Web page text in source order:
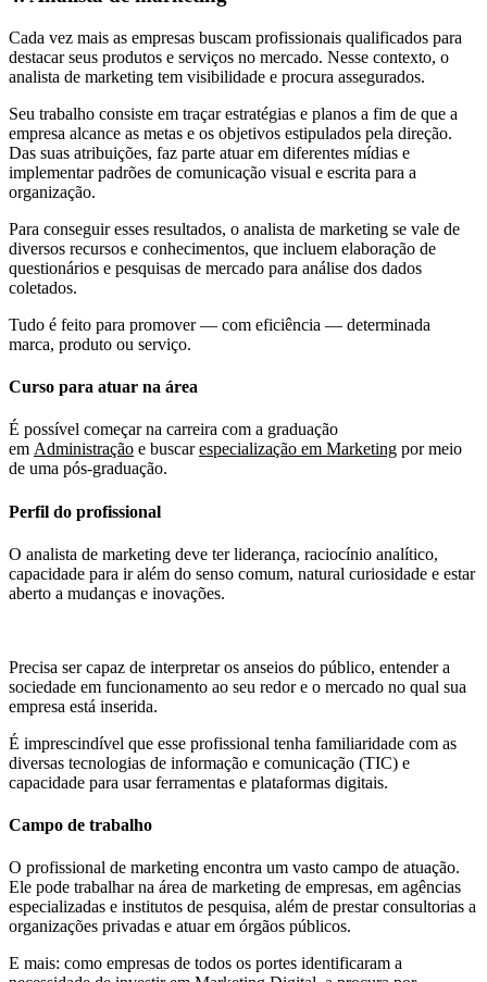
Cada vez mais as empresas buscam profissionais qualificados para
destacar seus produtos e serviços no mercado. Nesse contexto, o
analista de marketing tem visibilidade e procura assegurados.
Seu trabalho consiste em traçar estratégias e planos a fim de que a
empresa alcance as metas e os objetivos estipulados pela direção.
Das suas atribuições, faz parte atuar em diferentes mídias e
implementar padrões de comunicação visual e escrita para a
organização.
Para conseguir esses resultados, o analista de marketing se vale de
diversos recursos e conhecimentos, que incluem elaboração de
questionários e pesquisas de mercado para análise dos dados
coletados.
Tudo é feito para promover — com eficiência — determinada
marca, produto ou serviço.
Curso para atuar na área
É possível começar na carreira com a graduação
em Administração e buscarespecialização em Marketing por meio
de uma pós-graduação.
Perfil do profissional
O analista de marketing deve ter liderança, raciocínio analítico,
capacidade para ir além do senso comum, natural curiosidade e estar
aberto a mudanças e inovações.
Precisa ser capaz de interpretar os anseios do público, entender a
sociedade em funcionamento ao seu redor e o mercado no qual sua
empresa está inserida.
É imprescindível que esse profissional tenha familiaridade com as
diversas tecnologias de informação e comunicação (TIC) e
capacidade para usar ferramentas e plataformas digitais.
Campo de trabalho
O profissional de marketing encontra um vasto campo de atuação.
Ele pode trabalhar na área de marketing de empresas, em agências
especializadas e institutos de pesquisa, além de prestar consultorias a
organizações privadas e atuar em órgãos públicos.
E mais: como empresas de todos os portes identificaram a